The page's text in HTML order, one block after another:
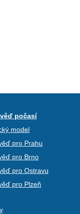
počasí
model
pro Prahu
pro Brno
pro Ostravu
pro Plzeň